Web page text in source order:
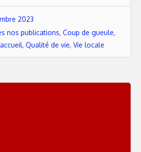
2023
nos publications, Coup de gueule,
, Qualité de vie, Vie locale